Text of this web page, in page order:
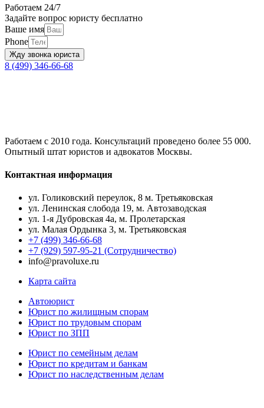
Работаем 24/7
Задайте вопрос юристу бесплатно
Ваше имя
Phone
Жду звонка юриста
8 (499) 346-66-68
Работаем с 2010 года. Консультаций проведено более 55 000.
Опытный штат юристов и адвокатов Москвы.
Контактная информация
ул. Голиковский переулок, 8 м. Третьяковская
ул. Ленинская слобода 19, м. Автозаводская
ул. 1-я Дубровская 4а, м. Пролетарская
ул. Малая Ордынка 3, м. Третьяковская
+7 (499) 346-66-68
+7 (929) 597-95-21 (Сотрудничество)
info@pravoluxe.ru
Карта сайта
Автоюрист
Юрист по жилищным спорам
Юрист по трудовым спорам
Юрист по ЗПП
Юрист по семейным делам
Юрист по кредитам и банкам
Юрист по наследственным делам